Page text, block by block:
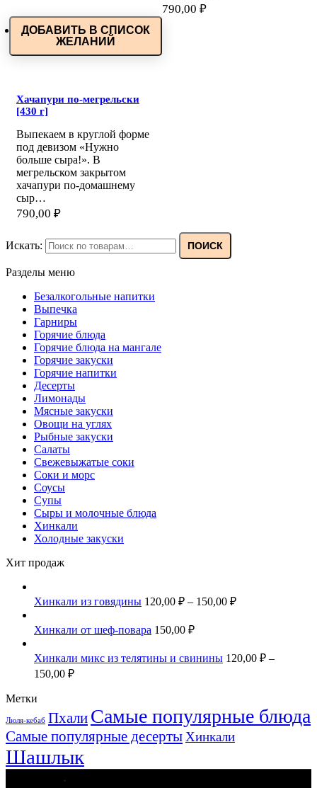
790,00 ₽
ДОБАВИТЬ В СПИСОК
ЖЕЛАНИЙ
Хачапури по-мегрельски
[430 г]
Выпекаем в круглой форме
под девизом «Нужно
больше сыра!». В
мегрельском закрытом
хачапури по-домашнему
сыр…
790,00 ₽
Искать: ПОИСК
Разделы меню
Безалкогольные напитки
Выпечка
Гарниры
Горячие блюда
Горячие блюда на мангале
Горячие закуски
Горячие напитки
Десерты
Лимонады
Мясные закуски
Овощи на углях
Рыбные закуски
Салаты
Свежевыжатые соки
Соки и морс
Соусы
Супы
Сыры и молочные блюда
Хинкали
Холодные закуски
Хит продаж
Хинкали из говядины 120,00 ₽ – 150,00 ₽
Хинкали от шеф-повара 150,00 ₽
Хинкали микс из телятины и свинины 120,00 ₽ –
150,00 ₽
Метки
Люля-кебаб Пхали Самые популярные блюда
Самые популярные десерты Хинкали
Шашлык